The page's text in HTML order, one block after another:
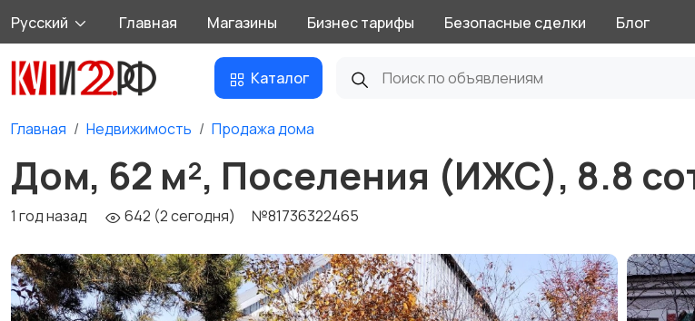
Русский Главная Магазины Бизнес тарифы Безопасные сделки Блог
Каталог
Главная Недвижимость Продажа дома
Дом, 62 м², Поселения (ИЖС), 8.8
1 год назад 642 (2 сегодня) №81736322465